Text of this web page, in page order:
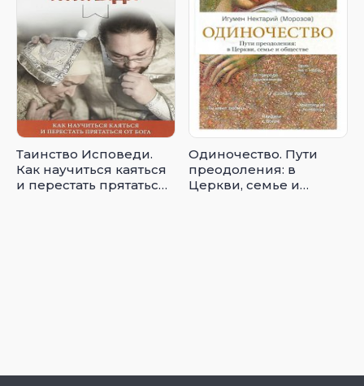
Таинство Исповеди.
Как научиться каяться
и перестать прятаться
Одиночество. Пути
преодоления: в
Церкви, семье и